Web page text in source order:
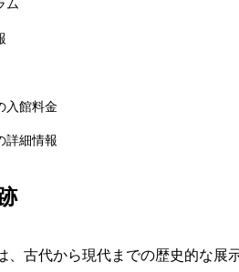
ム
入館料金
詳細情報
、古代から現代までの歴史的な展